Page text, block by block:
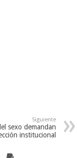
Siguiente
sexo demandan
institucional